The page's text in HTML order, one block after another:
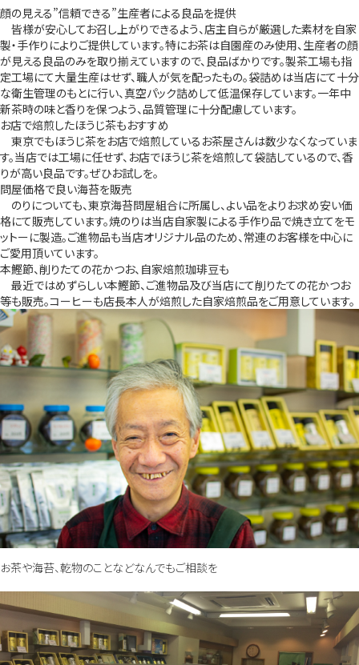
顔の見える”信頼できる”生産者による良品を提供
皆様が安心してお召し上がりできるよう、店主自らが厳選した素材を自家
製・手作りによりご提供しています。特にお茶は自園産のみ使用、生産者の顔
が見える良品のみを取り揃えていますので、良品ばかりです。製茶工場も指
定工場にて大量生産はせず、職人が気を配ったもの。袋詰めは当店にて十分
な衛生管理のもとに行い、真空パック詰めして低温保存しています。一年中
新茶時の味と香りを保つよう、品質管理に十分配慮しています。
お店で焙煎したほうじ茶もおすすめ
東京でもほうじ茶をお店で焙煎しているお茶屋さんは数少なくなっていま
す。当店では工場に任せず、お店でほうじ茶を焙煎して袋詰しているので、香
りが高い良品です。ぜひお試しを。
問屋価格で良い海苔を販売
のりについても、東京海苔問屋組合に所属し、よい品をよりお求め安い価
格にて販売しています。焼のりは当店自家製による手作り品で焼き立てをモ
ットーに製造。ご進物品も当店オリジナル品のため、常連のお客様を中心に
ご愛用頂いています。
本鰹節、削りたての花かつお、自家焙煎珈琲豆も
最近ではめずらしい本鰹節、ご進物品及び当店にて削りたての花かつお
等も販売。コーヒーも店長本人が焙煎した自家焙煎品をご用意しています。
お茶や海苔、乾物のことなどなんでもご相談を